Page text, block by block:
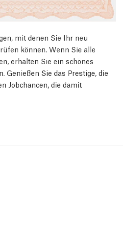
mit denen Sie Ihr neu
können. Wenn Sie alle
erhalten Sie ein schönes
Genießen Sie das Prestige, die
Jobchancen, die damit